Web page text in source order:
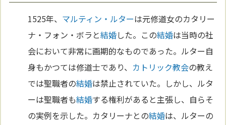
1525年、 マルティン・ルターは元修道女のカタリー
ナ・フォン・ボラと結婚した。この結婚は当時の社
会において非常に画期的なものであった。ルター自
身もかつては修道士であり、 カトリック教会の教え
では聖職者の結婚は禁止されていた。しかし、ルタ
ーは聖職者も結婚する権利があると主張し、自らそ
の実例を示した。カタリーナとの結婚は、ルターの